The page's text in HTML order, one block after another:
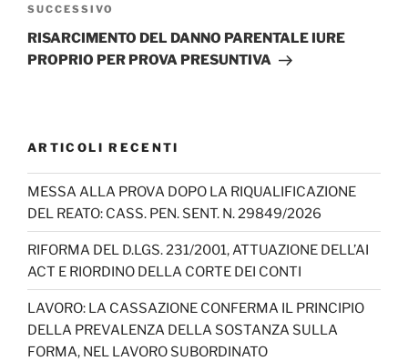
Articolo
successivo
SUCCESSIVO
RISARCIMENTO DEL DANNO PARENTALE IURE
PROPRIO PER PROVA PRESUNTIVA
ARTICOLI RECENTI
MESSA ALLA PROVA DOPO LA RIQUALIFICAZIONE
DEL REATO: CASS. PEN. SENT. N. 29849/2026
RIFORMA DEL D.LGS. 231/2001, ATTUAZIONE DELL’AI
ACT E RIORDINO DELLA CORTE DEI CONTI
LAVORO: LA CASSAZIONE CONFERMA IL PRINCIPIO
DELLA PREVALENZA DELLA SOSTANZA SULLA
FORMA, NEL LAVORO SUBORDINATO